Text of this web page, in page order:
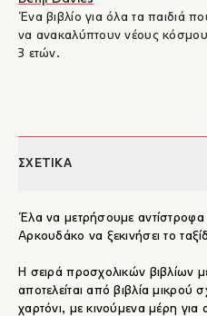
Ένα βιβλίο για όλα τα παιδιά
να ανακαλύπτουν νέους
3 ετών.
ΣΧΕΤΙΚΑ
Έλα να μετρήσουμε
Αρκουδάκο να ξεκινήσει το
Η σειρά προσχολικών βιβλίων
αποτελείται από βιβλία μικρού
χαρτόνι, με κινούμενα μέρη για